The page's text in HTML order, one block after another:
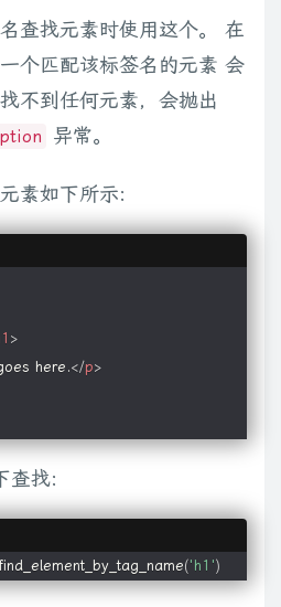
查找元素时使用这个。 在
个匹配该标签名的元素 会
不到任何元素，会抛出
异常。
素如下所示:
>
here.</p>
查找:
('h1')